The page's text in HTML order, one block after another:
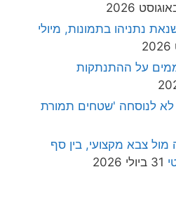
נתניהו בתמונות, מיולי
על ההתנתקות
לא לנוסחה 'שטחים תמורת
מול צבא מקצועי, בין סף
31 ביולי 2026